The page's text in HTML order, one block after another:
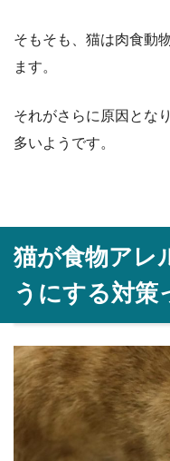
そもそも、猫は肉食動
ます。
それがさらに原因とな
多いようです。
猫が食物アレ
うにする対策